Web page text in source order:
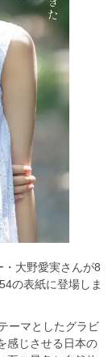
大野愛実さんが8
の表紙に登場しま
ーマとしたグラビ
感じさせる日本の